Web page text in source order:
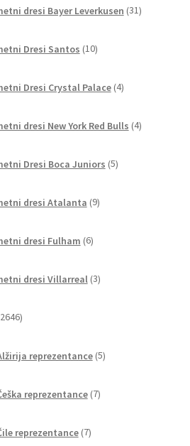
dresi Bayer Leverkusen 31izdelkov
Dresi Santos 10izdelkov
Dresi Crystal Palace 4izdelki
dresi New York Red Bulls 4izdelki
Dresi Boca Juniors 5izdelkov
dresi Atalanta 9izdelkov
dresi Fulham 6izdelkov
dresi Villarreal 3izdelki
2646izdelkov
reprezentance 5izdelkov
reprezentance 7izdelkov
reprezentance 7izdelkov